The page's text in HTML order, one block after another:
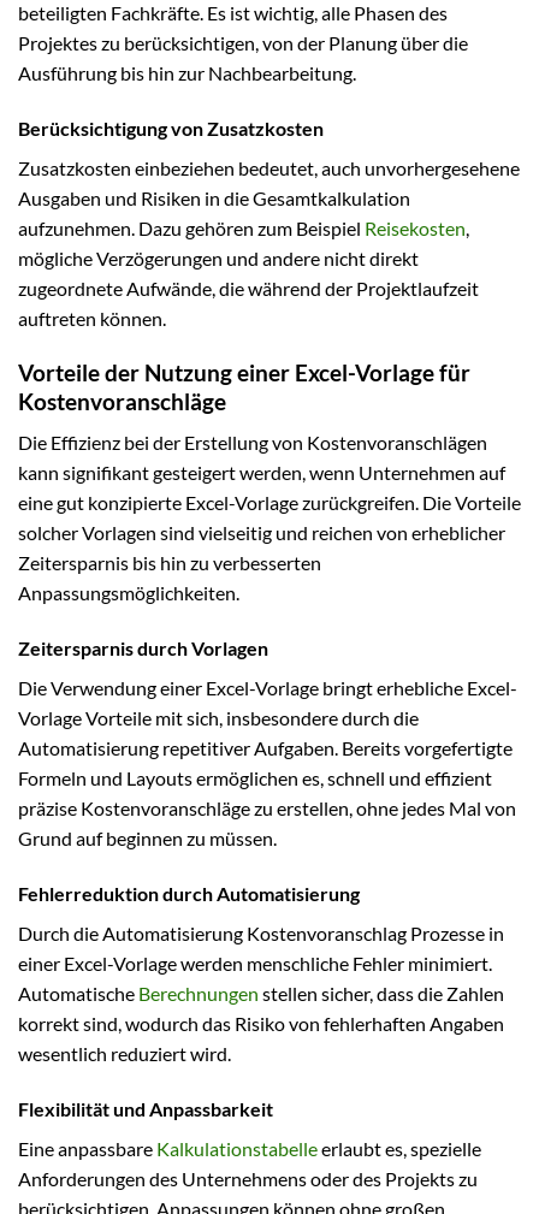
beteiligten Fachkräfte. Es ist wichtig, alle Phasen des
Projektes zu berücksichtigen, von der Planung über die
Ausführung bis hin zur Nachbearbeitung.
Berücksichtigung von Zusatzkosten
Zusatzkosten einbeziehen bedeutet, auch unvorhergesehene
Ausgaben und Risiken in die Gesamtkalkulation
aufzunehmen. Dazu gehören zum Beispiel Reisekosten,
mögliche Verzögerungen und andere nicht direkt
zugeordnete Aufwände, die während der Projektlaufzeit
auftreten können.
Vorteile der Nutzung einer Excel-Vorlage für
Kostenvoranschläge
Die Effizienz bei der Erstellung von Kostenvoranschlägen
kann signifikant gesteigert werden, wenn Unternehmen auf
eine gut konzipierte Excel-Vorlage zurückgreifen. Die Vorteile
solcher Vorlagen sind vielseitig und reichen von erheblicher
Zeitersparnis bis hin zu verbesserten
Anpassungsmöglichkeiten.
Zeitersparnis durch Vorlagen
Die Verwendung einer Excel-Vorlage bringt erhebliche Excel-
Vorlage Vorteile mit sich, insbesondere durch die
Automatisierung repetitiver Aufgaben. Bereits vorgefertigte
Formeln und Layouts ermöglichen es, schnell und effizient
präzise Kostenvoranschläge zu erstellen, ohne jedes Mal von
Grund auf beginnen zu müssen.
Fehlerreduktion durch Automatisierung
Durch die Automatisierung Kostenvoranschlag Prozesse in
einer Excel-Vorlage werden menschliche Fehler minimiert.
Automatische Berechnungen stellen sicher, dass die Zahlen
korrekt sind, wodurch das Risiko von fehlerhaften Angaben
wesentlich reduziert wird.
Flexibilität und Anpassbarkeit
Eine anpassbare Kalkulationstabelleerlaubt es, spezielle
Anforderungen des Unternehmens oder des Projekts zu
berücksichtigen. Anpassungen können ohne großen